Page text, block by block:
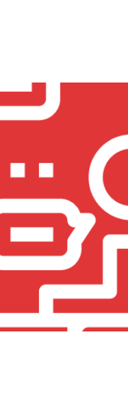
Заказать
Заказать
Заказать
Заказать